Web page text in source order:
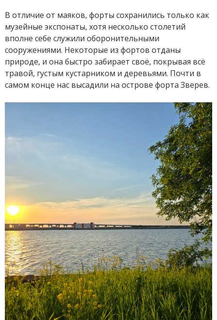
В отличие от маяков, форты сохранились только как
музейные экспонаты, хотя несколько столетий
вполне себе служили оборонительными
сооружениями. Некоторые из фортов отданы
природе, и она быстро забирает своё, покрывая всё
травой, густым кустарником и деревьями. Почти в
самом конце нас высадили на острове форта Зверев.